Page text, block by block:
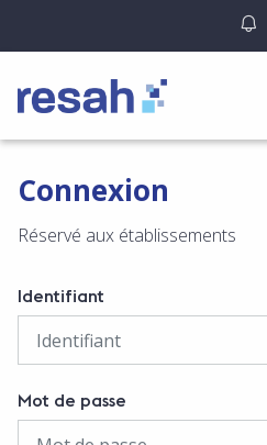
Logo Resah
Connexion
Réservé aux établissements
Identifiant
Mot de passe